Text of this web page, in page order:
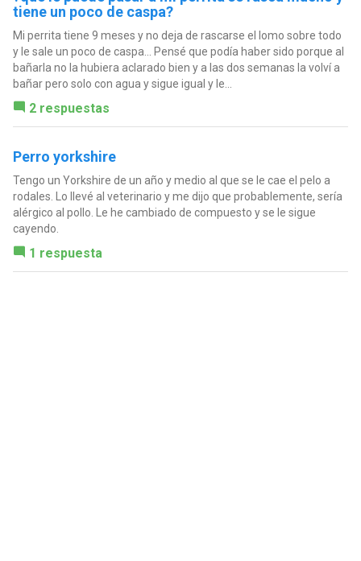
tiene un poco de caspa?
Mi perrita tiene 9 meses y no deja de rascarse el lomo sobre todo
y le sale un poco de caspa... Pensé que podía haber sido porque al
bañarla no la hubiera aclarado bien y a las dos semanas la volví a
bañar pero solo con agua y sigue igual y le...
2 respuestas
Perro yorkshire
Tengo un Yorkshire de un año y medio al que se le cae el pelo a
rodales. Lo llevé al veterinario y me dijo que probablemente, sería
alérgico al pollo. Le he cambiado de compuesto y se le sigue
cayendo.
1 respuesta